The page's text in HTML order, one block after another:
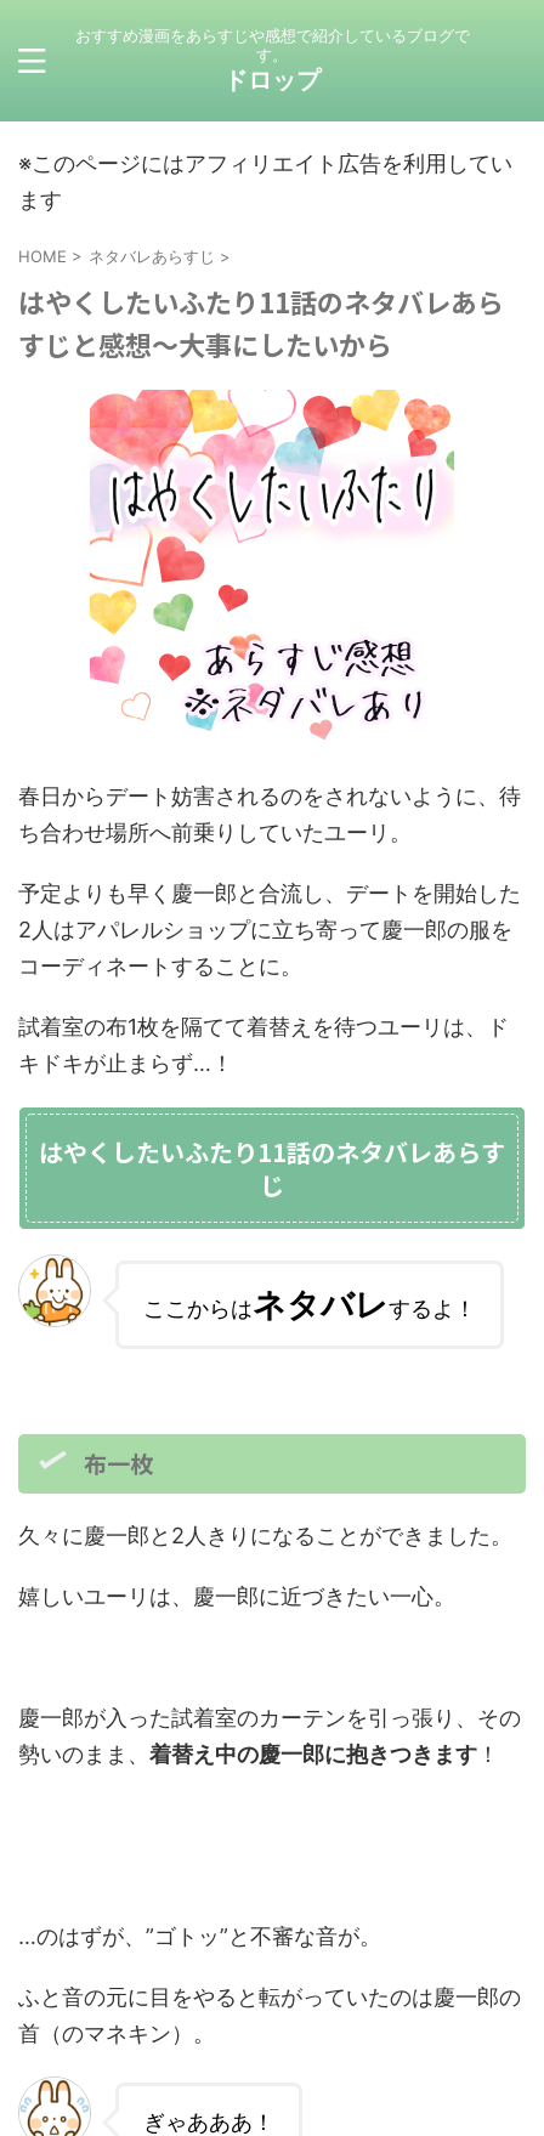
おすすめ漫画をあらすじや感想で紹介しているブログで
す。
ドロップ
※このページにはアフィリエイト広告を利用してい
ます
HOME > ネタバレあらすじ >
はやくしたいふたり11話のネタバレあら
すじと感想〜大事にしたいから
春日からデート妨害されるのをされないように、待
ち合わせ場所へ前乗りしていたユーリ。
予定よりも早く慶一郎と合流し、デートを開始した
2人はアパレルショップに立ち寄って慶一郎の服を
コーディネートすることに。
試着室の布1枚を隔てて着替えを待つユーリは、ド
キドキが止まらず…！
はやくしたいふたり11話のネタバレあらす
じ
ここからはネタバレするよ！
布一枚
久々に慶一郎と2人きりになることができました。
嬉しいユーリは、慶一郎に近づきたい一心。
慶一郎が入った試着室のカーテンを引っ張り、その
勢いのまま、 着替え中の慶一郎に抱きつきます ！
…のはずが、”ゴトッ”と不審な音が。
ふと音の元に目をやると転がっていたのは慶一郎の
首（のマネキン）。
ぎゃあああ！